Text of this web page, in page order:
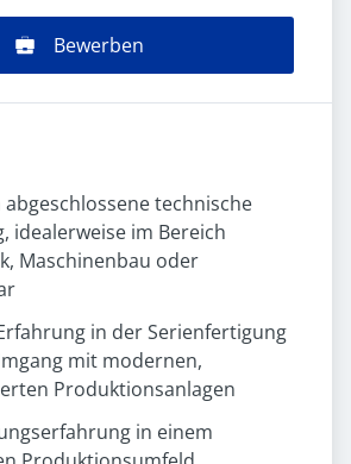
Bewerben
technische
idealerweise im Bereich
Maschinenbau oder
in der Serienfertigung
mit modernen,
Produktionsanlagen
in einem